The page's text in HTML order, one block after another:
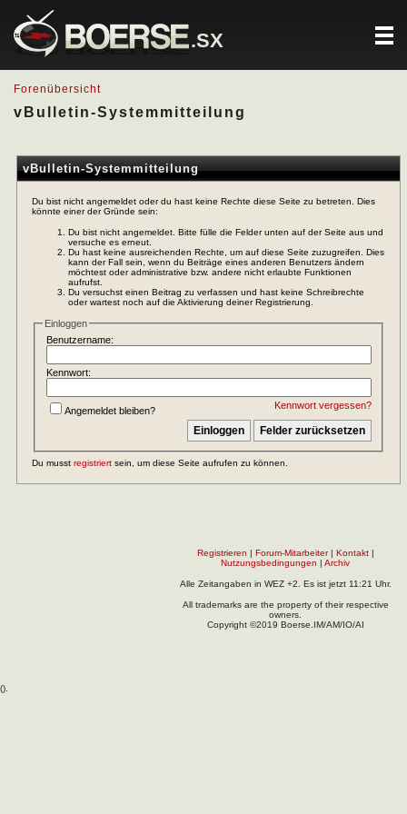
.SX
Forenübersicht
vBulletin-Systemmitteilung
vBulletin-Systemmitteilung
Du bist nicht angemeldet oder du hast keine Rechte diese Seite zu betreten. Dies
könnte einer der Gründe sein:
Du bist nicht angemeldet. Bitte fülle die Felder unten auf der Seite aus und
versuche es erneut.
Du hast keine ausreichenden Rechte, um auf diese Seite zuzugreifen. Dies
kann der Fall sein, wenn du Beiträge eines anderen Benutzers ändern
möchtest oder administrative bzw. andere nicht erlaubte Funktionen
aufrufst.
Du versuchst einen Beitrag zu verfassen und hast keine Schreibrechte
oder wartest noch auf die Aktivierung deiner Registrierung.
Einloggen
Benutzername:
Kennwort:
Kennwort vergessen?
Angemeldet bleiben?
Du musst registriert sein, um diese Seite aufrufen zu können.
Registrieren | Forum-Mitarbeiter| Kontakt|
Nutzungsbedingungen | Archiv
Alle Zeitangaben in WEZ +2. Es ist jetzt 11:21 Uhr.
All trademarks are the property of their respective
owners.
Copyright ©2019 Boerse.IM/AM/IO/AI
().